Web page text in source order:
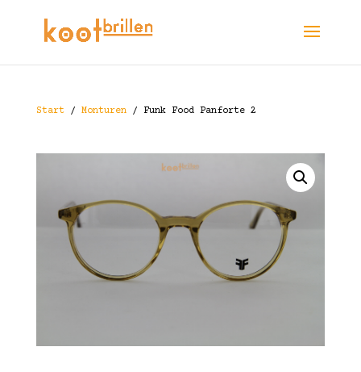
Start/ Monturen/ Funk Food Panforte 2